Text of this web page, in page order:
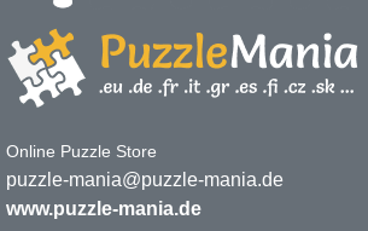
Online Puzzle Store
puzzle-mania@puzzle-mania.de
www.puzzle-mania.de